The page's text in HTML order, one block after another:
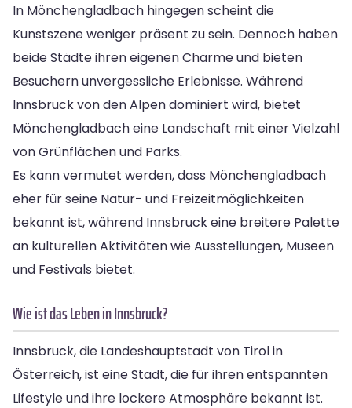
In Mönchengladbach hingegen scheint die
Kunstszene weniger präsent zu sein. Dennoch haben
beide Städte ihren eigenen Charme und bieten
Besuchern unvergessliche Erlebnisse. Während
Innsbruck von den Alpen dominiert wird, bietet
Mönchengladbach eine Landschaft mit einer Vielzahl
von Grünflächen und Parks.
Es kann vermutet werden, dass Mönchengladbach
eher für seine Natur- und Freizeitmöglichkeiten
bekannt ist, während Innsbruck eine breitere Palette
an kulturellen Aktivitäten wie Ausstellungen, Museen
und Festivals bietet.
Wie ist das Leben in Innsbruck?
Innsbruck, die Landeshauptstadt von Tirol in
Österreich, ist eine Stadt, die für ihren entspannten
Lifestyle und ihre lockere Atmosphäre bekannt ist.